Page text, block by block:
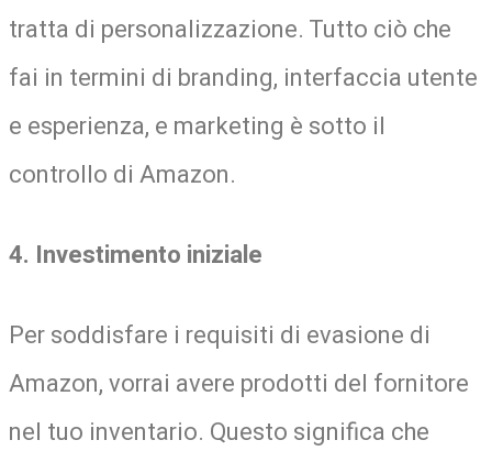
tratta di personalizzazione. Tutto ciò che
fai in termini di branding, interfaccia utente
e esperienza, e marketing è sotto il
controllo di Amazon.
4. Investimento iniziale
Per soddisfare i requisiti di evasione di
Amazon, vorrai avere prodotti del fornitore
nel tuo inventario. Questo significa che